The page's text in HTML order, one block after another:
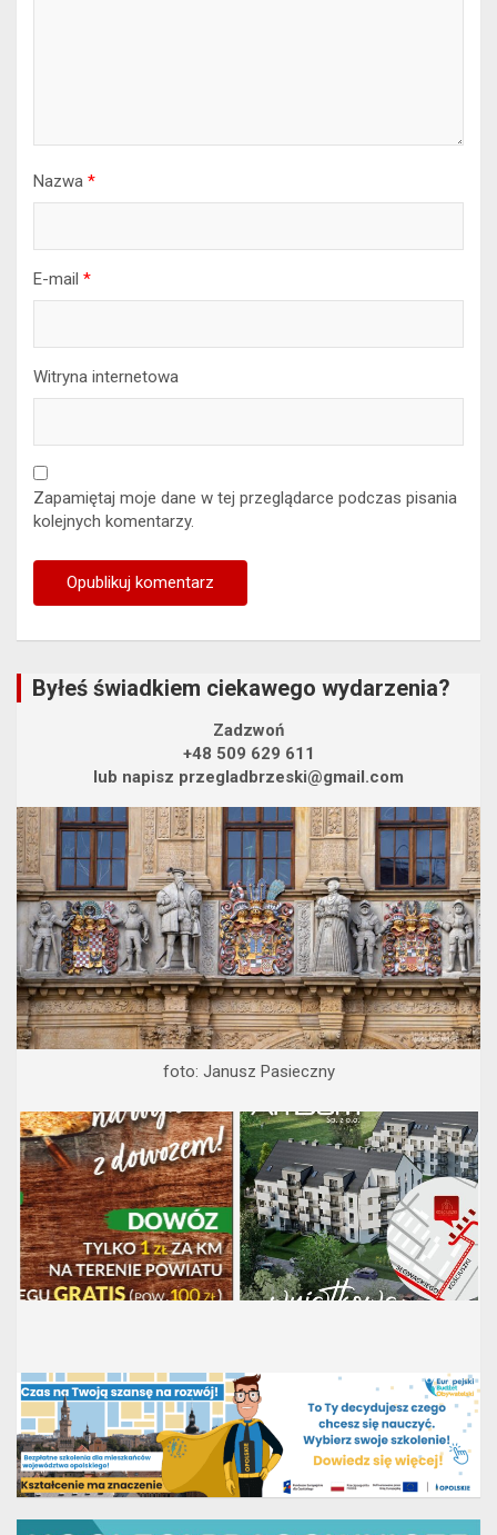
Nazwa *
E-mail *
Witryna internetowa
Zapamiętaj moje dane w tej przeglądarce podczas pisania
kolejnych komentarzy.
Byłeś świadkiem ciekawego wydarzenia?
Zadzwoń
+48 509 629 611
lub napisz przegladbrzeski@gmail.com
foto: Janusz Pasieczny